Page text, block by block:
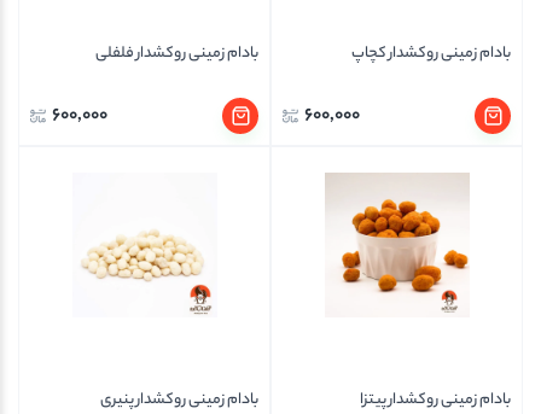
بادام زمینی روکشدار کچاپ
600,000
بادام زمینی روکشدار فلفلی
600,000
بادام زمینی روکشدار پیتزا بادام زمینی روکشدار پنیری